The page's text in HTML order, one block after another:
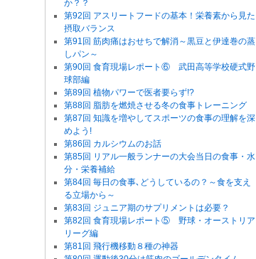
か？？
第92回 アスリートフードの基本！栄養素から見た
摂取バランス
第91回 筋肉痛はおせちで解消～黒豆と伊達巻の蒸
しパン～
第90回 食育現場レポート⑥ 武田高等学校硬式野
球部編
第89回 植物パワーで医者要らず!?
第88回 脂肪を燃焼させる冬の食事トレーニング
第87回 知識を増やしてスポーツの食事の理解を深
めよう!
第86回 カルシウムのお話
第85回 リアル一般ランナーの大会当日の食事・水
分・栄養補給
第84回 毎日の食事､どうしているの？～食を支え
る立場から～
第83回 ジュニア期のサプリメントは必要？
第82回 食育現場レポート⑤ 野球・オーストリア
リーグ編
第81回 飛行機移動８種の神器